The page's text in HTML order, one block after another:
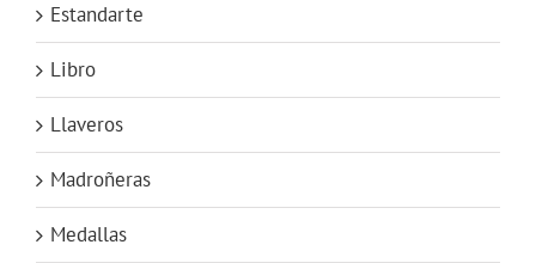
Estandarte
Libro
Llaveros
Madroñeras
Medallas